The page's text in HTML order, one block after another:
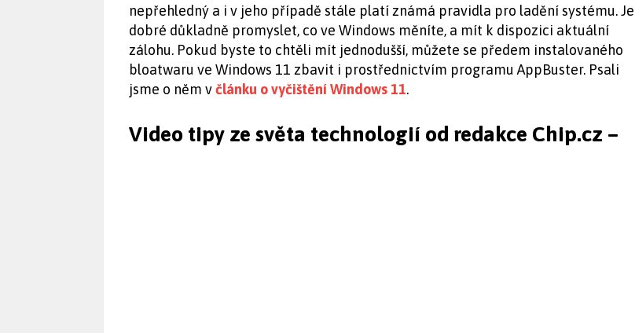
nepřehledný a i v jeho případě stále platí známá pravidla pro ladění systému. Je
dobré důkladně promyslet, co ve Windows měníte, a mít k dispozici aktuální
zálohu. Pokud byste to chtěli mít jednodušší, můžete se předem instalovaného
bloatwaru ve Windows 11 zbavit i prostřednictvím programu AppBuster. Psali
jsme o něm včlánku o vyčištění Windows 11.
Video tipy ze světa technologií od redakce Chip.cz –